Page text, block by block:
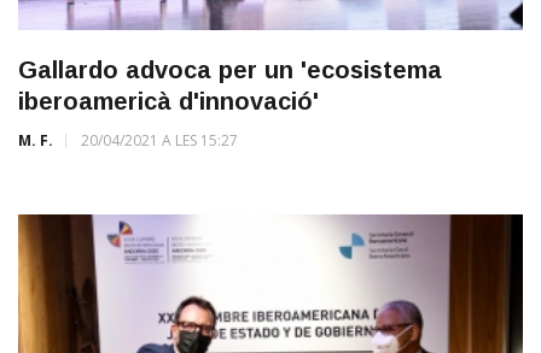
Gallardo advoca per un 'ecosistema
iberoamericà d'innovació'
M. F. 20/04/2021 A LES 15:27